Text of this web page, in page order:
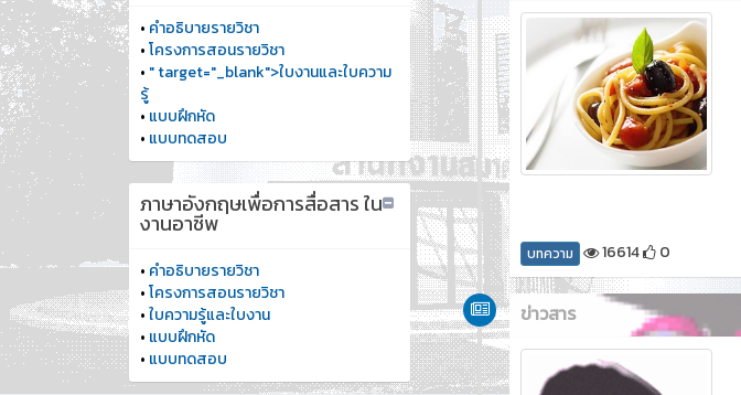
• คำอธิบายรายวิชา
•โครงการสอนรายวิชา
• " target="_blank">ใบงานและใบความ
รู้
• แบบฝึกหัด
• แบบทดสอบ
ภาษาอังกฤษเพื่อการสื่อสาร ใน
งานอาชีพ
• คำอธิบายรายวิชา
•โครงการสอนรายวิชา
•ใบความรู้และใบงาน
• แบบฝึกหัด
• แบบทดสอบ
บทความ 16614 0
ข่าวสาร